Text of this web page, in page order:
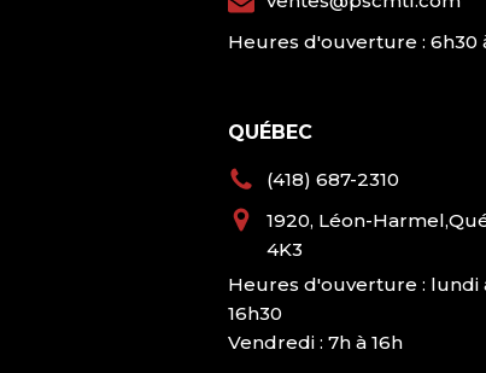
Heures d'ouverture : 6h30
QUÉBEC
(418) 687-2310
1920, Léon-
4K3
Heures d'ouverture : lundi
16h30
Vendredi : 7h à 16h